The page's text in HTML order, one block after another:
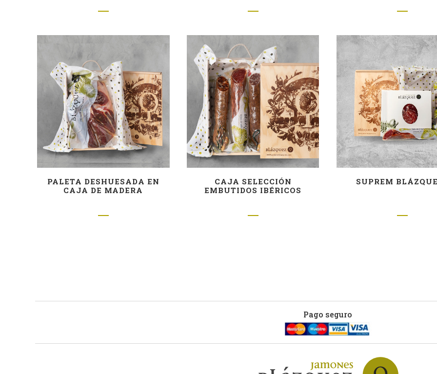
PALETA DESHUESADA EN
CAJA DE MADERA
CAJA SELECCIÓN
EMBUTIDOS IBÉRICOS
SUPREM
Pago seguro